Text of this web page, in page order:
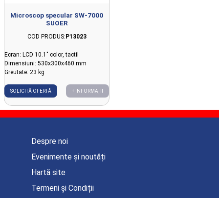
Microscop specular SW-7000
SUOER
COD PRODUS:P13023
Ecran: LCD 10.1" color, tactil
Dimensiuni: 530x300x460 mm
Greutate: 23 kg
SOLICITĂ OFERTĂ + INFORMAȚII
Despre noi
Evenimente și noutăți
Hartă site
Termeni și Condiții